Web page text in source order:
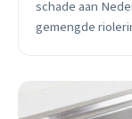
schade aan
gemengde